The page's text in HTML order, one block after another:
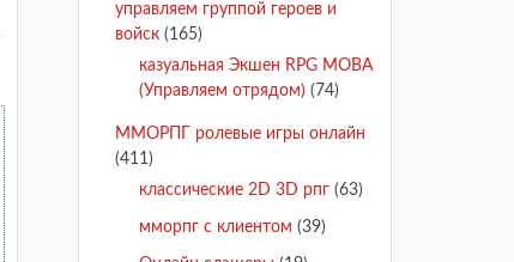
управляем группой героев и
войск(165)
казуальная Экшен RPG MOBA
(Управляем отрядом) (74)
ММОРПГ ролевые игры онлайн
(411)
классические 2D 3D рпг(63)
мморпг с клиентом (39)